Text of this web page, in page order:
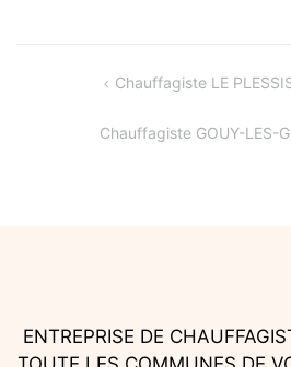
NavigationChauffagiste LE
Chauffagiste GOUY-LES-
ENTREPRISE DE